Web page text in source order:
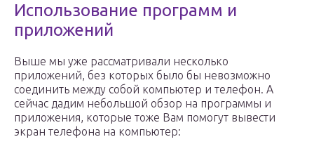
Использование программ и
приложений
Выше мы уже рассматривали несколько
приложений, без которых было бы невозможно
соединить между собой компьютер и телефон. А
сейчас дадим небольшой обзор на программы и
приложения, которые тоже Вам помогут вывести
экран телефона на компьютер: